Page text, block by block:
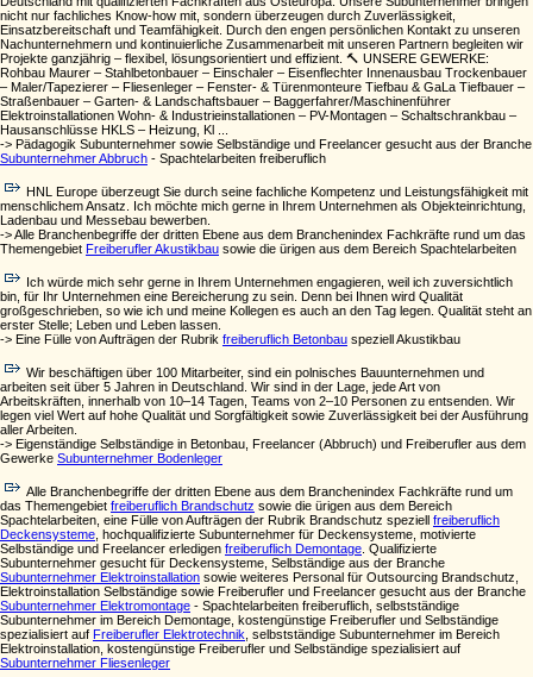
nicht nur fachliches Know-how mit, sondern überzeugen durch Zuverlässigkeit,
Einsatzbereitschaft und Teamfähigkeit. Durch den engen persönlichen Kontakt zu unseren
Nachunternehmern und kontinuierliche Zusammenarbeit mit unseren Partnern begleiten wir
Projekte ganzjährig – flexibel, lösungsorientiert und effizient. 🔨 UNSERE GEWERKE:
Rohbau Maurer – Stahlbetonbauer – Einschaler – Eisenflechter Innenausbau Trockenbauer
– Maler/Tapezierer – Fliesenleger – Fenster- & Türenmonteure Tiefbau & GaLa Tiefbauer –
Straßenbauer – Garten- & Landschaftsbauer – Baggerfahrer/Maschinenführer
Elektroinstallationen Wohn- & Industrieinstallationen – PV-Montagen – Schaltschrankbau –
Hausanschlüsse HKLS – Heizung, Kl ...
-> Pädagogik Subunternehmer sowie Selbständige und Freelancer gesucht aus der Branche
Subunternehmer Abbruch - Spachtelarbeiten freiberuflich
HNL Europe überzeugt Sie durch seine fachliche Kompetenz und Leistungsfähigkeit mit
menschlichem Ansatz. Ich möchte mich gerne in Ihrem Unternehmen als Objekteinrichtung,
Ladenbau und Messebau bewerben.
-> Alle Branchenbegriffe der dritten Ebene aus dem Branchenindex Fachkräfte rund um das
Themengebiet Freiberufler Akustikbau sowie die ürigen aus dem Bereich Spachtelarbeiten
Ich würde mich sehr gerne in Ihrem Unternehmen engagieren, weil ich zuversichtlich
bin, für Ihr Unternehmen eine Bereicherung zu sein. Denn bei Ihnen wird Qualität
großgeschrieben, so wie ich und meine Kollegen es auch an den Tag legen. Qualität steht an
erster Stelle; Leben und Leben lassen.
-> Eine Fülle von Aufträgen der Rubrik freiberuflich Betonbau speziell Akustikbau
Wir beschäftigen über 100 Mitarbeiter, sind ein polnisches Bauunternehmen und
arbeiten seit über 5 Jahren in Deutschland. Wir sind in der Lage, jede Art von
Arbeitskräften, innerhalb von 10–14 Tagen, Teams von 2–10 Personen zu entsenden. Wir
legen viel Wert auf hohe Qualität und Sorgfältigkeit sowie Zuverlässigkeit bei der Ausführung
aller Arbeiten.
-> Eigenständige Selbständige in Betonbau, Freelancer (Abbruch) und Freiberufler aus dem
Gewerke Subunternehmer Bodenleger
Alle Branchenbegriffe der dritten Ebene aus dem Branchenindex Fachkräfte rund um
das Themengebiet freiberuflich Brandschutz sowie die ürigen aus dem Bereich
Spachtelarbeiten, eine Fülle von Aufträgen der Rubrik Brandschutz speziell freiberuflich
Deckensysteme , hochqualifizierte Subunternehmer für Deckensysteme, motivierte
Selbständige und Freelancer erledigen freiberuflich Demontage . Qualifizierte
Subunternehmer gesucht für Deckensysteme, Selbständige aus der Branche
Subunternehmer Elektroinstallation sowie weiteres Personal für Outsourcing Brandschutz,
Elektroinstallation Selbständige sowie Freiberufler und Freelancer gesucht aus der Branche
Subunternehmer Elektromontage - Spachtelarbeiten freiberuflich, selbstständige
Subunternehmer im Bereich Demontage, kostengünstige Freiberufler und Selbständige
spezialisiert auf Freiberufler Elektrotechnik , selbstständige Subunternehmer im Bereich
Elektroinstallation, kostengünstige Freiberufler und Selbständige spezialisiert auf
Subunternehmer Fliesenleger